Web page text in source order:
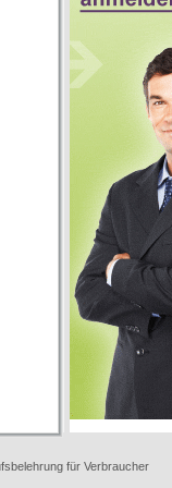
für Verbraucher